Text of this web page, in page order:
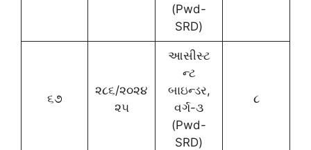
(Pwd-
SRD)
૬૭
૨૮૬/૨૦૨૪
૨૫
આસીસ્ટ
ન્ટ
બાઇન્ડર,
વર્ગ-૩
(Pwd-
SRD)
૮